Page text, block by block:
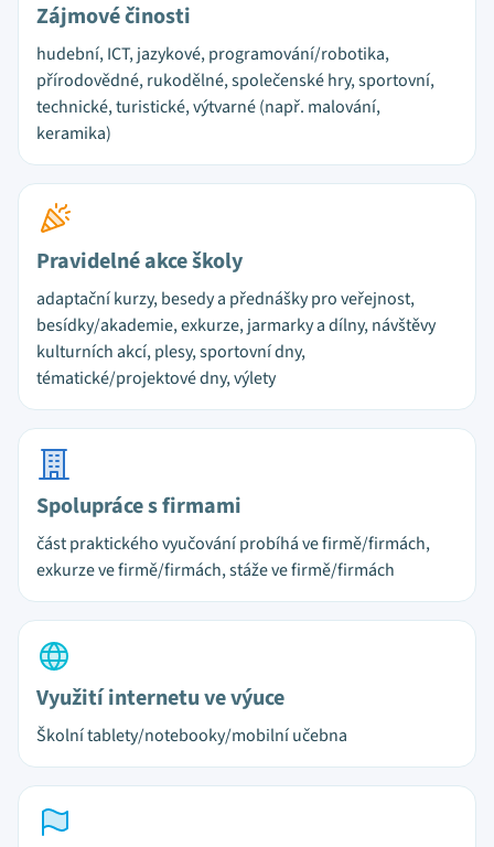
Zájmové činosti
hudební, ICT, jazykové, programování/robotika,
přírodovědné, rukodělné, společenské hry, sportovní,
technické, turistické, výtvarné (např. malování,
keramika)
Pravidelné akce školy
adaptační kurzy, besedy a přednášky pro veřejnost,
besídky/akademie, exkurze, jarmarky a dílny, návštěvy
kulturních akcí, plesy, sportovní dny,
tématické/projektové dny, výlety
Spolupráce s firmami
část praktického vyučování probíhá ve firmě/firmách,
exkurze ve firmě/firmách, stáže ve firmě/firmách
Využití internetu ve výuce
Školní tablety/notebooky/mobilní učebna